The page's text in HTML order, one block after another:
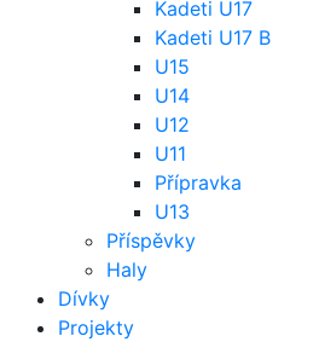
Kadeti U17
Kadeti U17 B
U15
U14
U12
U11
Přípravka
U13
Příspěvky
Haly
Dívky
Projekty